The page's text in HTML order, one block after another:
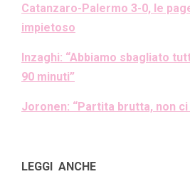
Catanzaro-Palermo 3-0, le
impietoso
Inzaghi: “Abbiamo sbagliato
90 minuti”
Joronen: “Partita brutta, non
LEGGI ANCHE